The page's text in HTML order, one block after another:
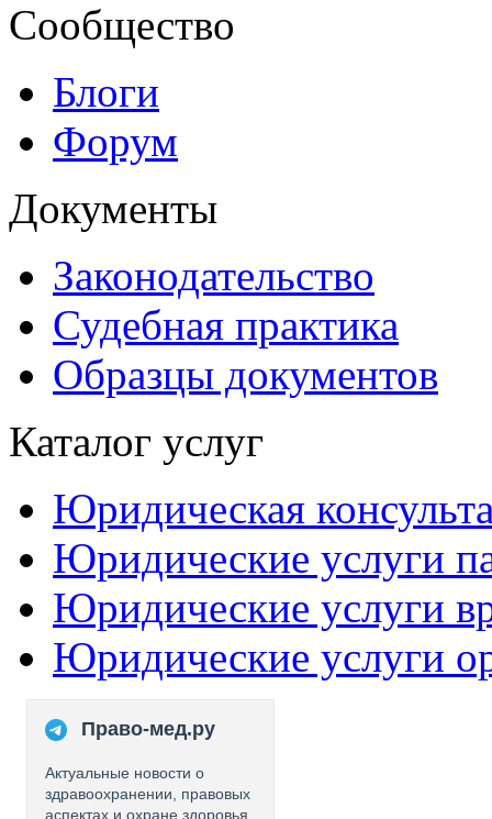
Сообщество
Блоги
Форум
Документы
Законодательство
Судебная практика
Образцы документов
Каталог услуг
Юридическая
Юридические услуги
Юридические услуги
Юридические услуги
Право-мед.ру
Актуальные новости о
здравоохранении, правовых
аспектах и охране здоровья